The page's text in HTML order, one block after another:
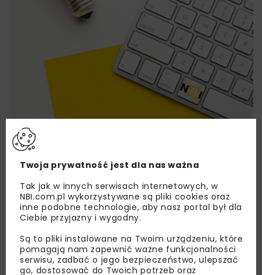
Lubisz wiedzieć więcej?
Zapisz się do newslettera aby otrzymywać od
nas najlepsze informacje branżowe,
zaproszenia na wydarzenia, atrakcyjne oferty i
dedykowane akcje specjalne.
Zapoznałam/em się zPolityką Prywatności
Twoja prywatność jest dla nas ważna
Tak jak w innych serwisach internetowych, w
NBI.com.pl wykorzystywane są pliki cookies oraz
inne podobne technologie, aby nasz portal był dla
Ciebie przyjazny i wygodny.
Są to pliki instalowane na Twoim urządzeniu, które
pomagają nam zapewnić ważne funkcjonalności
serwisu, zadbać o jego bezpieczeństwo, ulepszać
go, dostosować do Twoich potrzeb oraz